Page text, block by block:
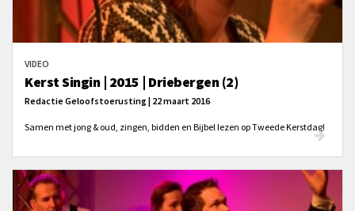
VIDEO
Kerst Singin | 2015 | Driebergen (2)
Redactie Geloofstoerusting | 22 maart 2016
Samen met jong & oud, zingen, bidden en Bijbel lezen op Tweede Kerstdag!